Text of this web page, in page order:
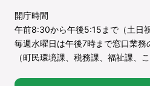
開庁時間
午前8:30から午後5:15まで（土日
毎週水曜日は午後7時まで窓口業務
（町民環境課、税務課、福祉課、